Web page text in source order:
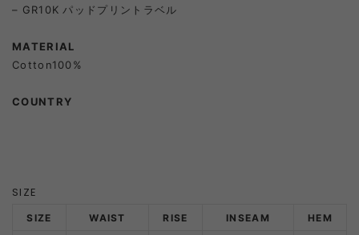
– GR10K パッドプリントラベル
MATERIAL
Cotton100%
COUNTRY
SIZE
SIZE WAIST RISE INSEAM
HEM